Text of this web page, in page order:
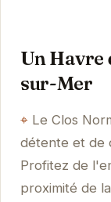
Un Havre
sur-Mer
Le Clos
détente et de
Profitez de
proximité de